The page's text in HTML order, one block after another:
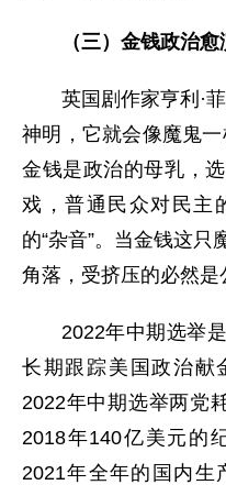
（三）金钱政治
英国剧作家亨利·
神明，它就会像魔鬼一
金钱是政治的母乳，
戏，普通民众对民主
的“杂音”。当金钱这
角落，受挤压的必然是
2022年中期选举
长期跟踪美国政治献
2022年中期选举两党
2018年140亿美元的
2021年全年的国内生